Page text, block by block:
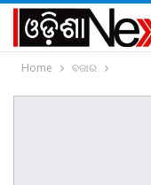
Home ବଜାର